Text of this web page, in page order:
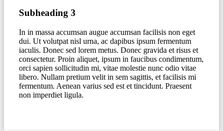
Subheading 3
In in massa accumsan augue accumsan facilisis non eget
dui. Ut volutpat nisl urna, ac dapibus ipsum fermentum
iaculis. Donec sed lorem metus. Donec gravida et risus et
consectetur. Proin aliquet, ipsum in faucibus condimentum,
orci sapien sollicitudin mi, vitae molestie nunc odio vitae
libero. Nullam pretium velit in sem sagittis, et facilisis mi
fermentum. Aenean varius sed est et tincidunt. Praesent
non imperdiet ligula.